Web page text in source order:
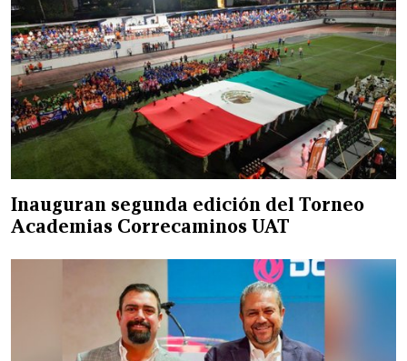
Inauguran segunda edición del Torneo
Academias Correcaminos UAT